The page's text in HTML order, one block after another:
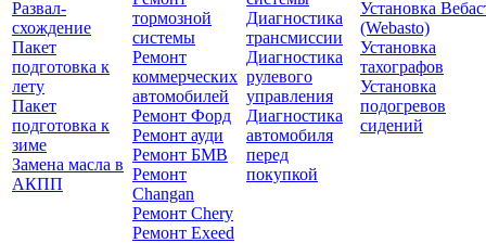
Развал-
схождение
Пакет
подготовка к
лету
Пакет
подготовка к
зиме
Замена масла в
АКПП
тормозной
системы
Ремонт
коммерческих
автомобилей
Ремонт Форд
Ремонт ауди
Ремонт БМВ
Ремонт
Changan
Ремонт Chery
Ремонт Exeed
Диагностика
трансмиссии
Диагностика
рулевого
управления
Диагностика
автомобиля
перед
покупкой
Установка
(Webasto)
Установка
тахографов
Установка
подогревов
сидений